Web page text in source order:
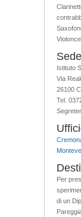
Sede
Istituto
Via
26100
Tel.
Per
di un